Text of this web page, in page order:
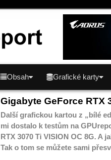
Obsah Grafické karty
Gigabyte GeForce RTX
Další grafickou kartou z „bílé
mi dostalo k testům na
RTX 3070 Ti VISION OC 8G. A
Tak o tom se můžete sami